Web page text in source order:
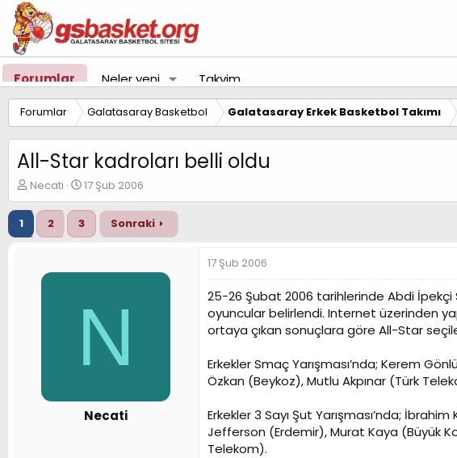
Forumlar Neler yeni Takvim
Forumlar Galatasaray Basketbol Galatasaray Erkek Basketbol Takımı
All-Star kadroları belli oldu
K
o
n
u
y
Necati
B
a
ş
l
a
g
17 Şub 2006
1 2 3 Sonraki
N
Necati
17 Şub 2006
25-26 Şubat 2006 tarihlerinde Abdi
oyuncular belirlendi. Internet üzerinden
ortaya çıkan sonuçlara göre All-Star
Erkekler Smaç Yarışması’nda; Kerem
Özkan (Beykoz), Mutlu Akpınar (Türk
Erkekler 3 Sayı Şut Yarışması’nda;
Jefferson (Erdemir), Murat Kaya (Büyük
Telekom).